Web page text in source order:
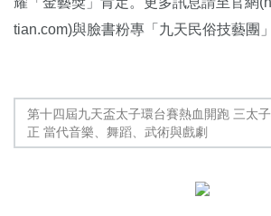
tian.com)與臉書粉專「九天民俗技藝團
第十四屆九天盃太子環台賽熱血開跑 三太
正 當代音樂、舞蹈、武術與戲劇